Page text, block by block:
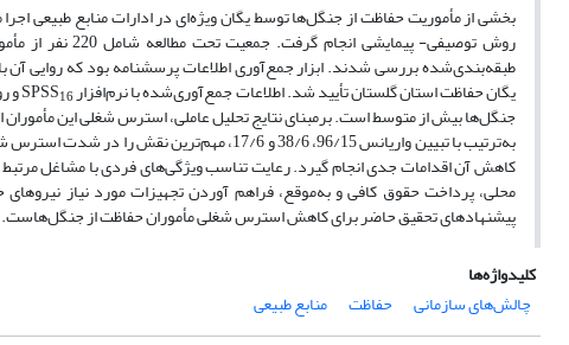
بخشی از مأموریت حفاظت از جنگل‌ها توسط یگان ویژه‌ای در ادارات منابع طبیعی
طبقه‌بندی‌شده بررسی شدند. ابزار جمع‌آوری اطلاعات پرسشنامه بود که روایی آن
یگان حفاظت استان گلستان تأیید شد. اطلاعات جمع‌آوری‌شده با نرم‌افزار SPSS16 و
به‌ترتیب با تبیین واریانس 96/15، 38/6 و 17/
کاهش آن اقدامات جدی انجام گیرد. رعایت تناسب ویژگی‌های فردی با مشاغل
محلی، پرداخت حقوق کافی و به‌موقع، فراهم آوردن تجهیزات مورد نیاز
پیشنهاد‌های تحقیق حاضر برای کاهش استرس شغلی مأموران حفاظت از جنگل‌هاست.
کلیدواژه‌ها
چالش‌های سازمانی
حفاظت منابع طبیعی